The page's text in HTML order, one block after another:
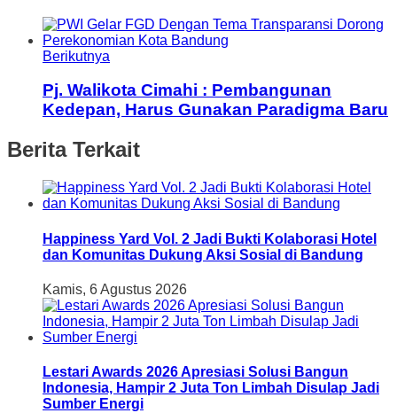
Berikutnya
Pj. Walikota Cimahi : Pembangunan
Kedepan, Harus Gunakan Paradigma Baru
Berita Terkait
Happiness Yard Vol. 2 Jadi Bukti Kolaborasi Hotel
dan Komunitas Dukung Aksi Sosial di Bandung
Kamis, 6 Agustus 2026
Lestari Awards 2026 Apresiasi Solusi Bangun
Indonesia, Hampir 2 Juta Ton Limbah Disulap Jadi
Sumber Energi